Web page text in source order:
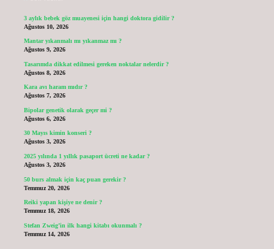
3 aylık bebek göz muayenesi için hangi doktora gidilir ?
Ağustos 10, 2026
Mantar yıkanmalı mı yıkanmaz mı ?
Ağustos 9, 2026
Tasarımda dikkat edilmesi gereken noktalar nelerdir ?
Ağustos 8, 2026
Kara avı haram mıdır ?
Ağustos 7, 2026
Bipolar genetik olarak geçer mi ?
Ağustos 6, 2026
30 Mayıs kimin konseri ?
Ağustos 3, 2026
2025 yılında 1 yıllık pasaport ücreti ne kadar ?
Ağustos 3, 2026
50 burs almak için kaç puan gerekir ?
Temmuz 20, 2026
Reiki yapan kişiye ne denir ?
Temmuz 18, 2026
Stefan Zweig’in ilk hangi kitabı okunmalı ?
Temmuz 14, 2026